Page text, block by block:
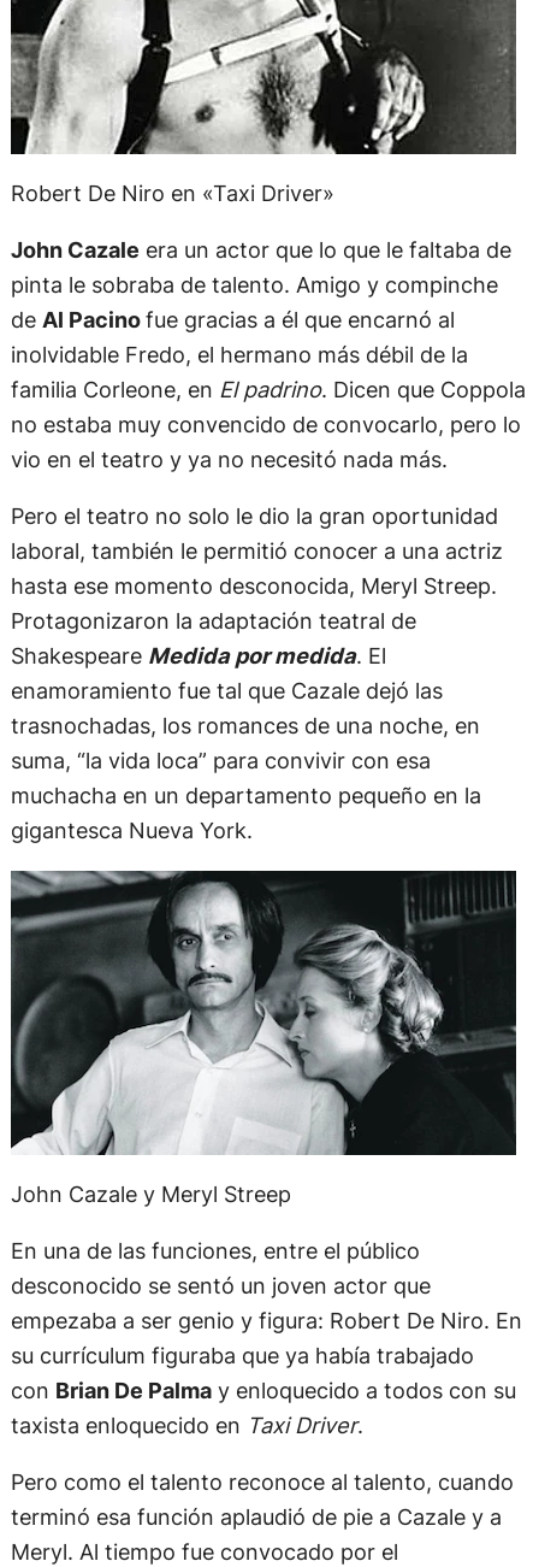
Robert De Niro en «Taxi Driver»
John Cazale era un actor que lo que le faltaba de
pinta le sobraba de talento. Amigo y compinche
de Al Pacinofue gracias a él que encarnó al
inolvidable Fredo, el hermano más débil de la
familia Corleone, en El padrino. Dicen que Coppola
no estaba muy convencido de convocarlo, pero lo
vio en el teatro y ya no necesitó nada más.
Pero el teatro no solo le dio la gran oportunidad
laboral, también le permitió conocer a una actriz
hasta ese momento desconocida, Meryl Streep.
Protagonizaron la adaptación teatral de
Shakespeare Medida por medida. El
enamoramiento fue tal que Cazale dejó las
trasnochadas, los romances de una noche, en
suma, “la vida loca” para convivir con esa
muchacha en un departamento pequeño en la
gigantesca Nueva York.
John Cazale y Meryl Streep
En una de las funciones, entre el público
desconocido se sentó un joven actor que
empezaba a ser genio y figura: Robert De Niro. En
su currículum figuraba que ya había trabajado
con Brian De Palmay enloquecido a todos con su
taxista enloquecido en Taxi Driver.
Pero como el talento reconoce al talento, cuando
terminó esa función aplaudió de pie a Cazale y a
Meryl. Al tiempo fue convocado por el